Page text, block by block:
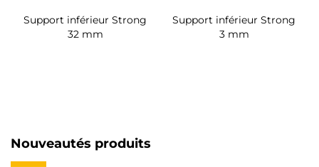
Support inférieur Strong
32 mm
Support inférieur Strong
3 mm
Nouveautés produits